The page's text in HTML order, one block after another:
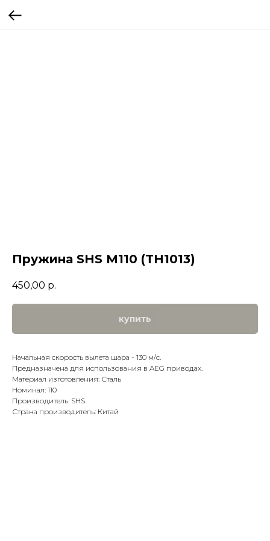
Пружина SHS M110 (TH1013)
450,00 р.
купить
Начальная скорость вылета шара - 130 м/с.
Предназначена для использования в AEG приводах.
Материал изготовления: Сталь
Номинал: 110
Производитель: SHS
Страна производитель: Китай